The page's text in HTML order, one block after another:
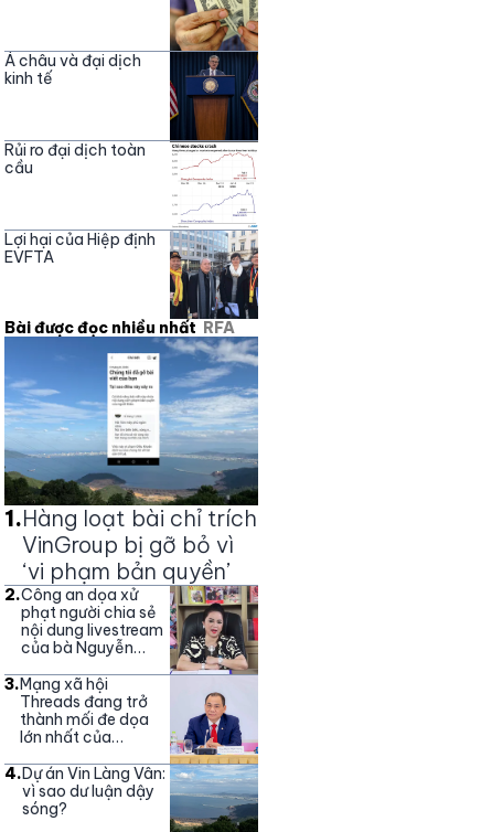
Á châu và đại dịch
kinh tế
Rủi ro đại dịch toàn
cầu
Lợi hại của Hiệp định
EVFTA
Bài được đọc nhiều nhất RFA
1.Hàng loạt bài chỉ trích
VinGroup bị gỡ bỏ vì
‘vi phạm bản quyền’
2.Công an dọa xử
phạt người chia sẻ
nội dung livestream
của bà Nguyễn
3.Mạng xã hội
Threads đang trở
thành mối đe dọa
lớn nhất của
4.Dự án Vin Làng Vân:
vì sao dư luận dậy
sóng?